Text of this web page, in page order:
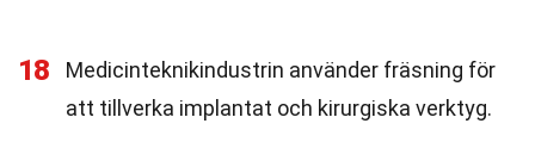
18
Medicinteknikindustrin använder fräsning för
att tillverka implantat och kirurgiska verktyg.